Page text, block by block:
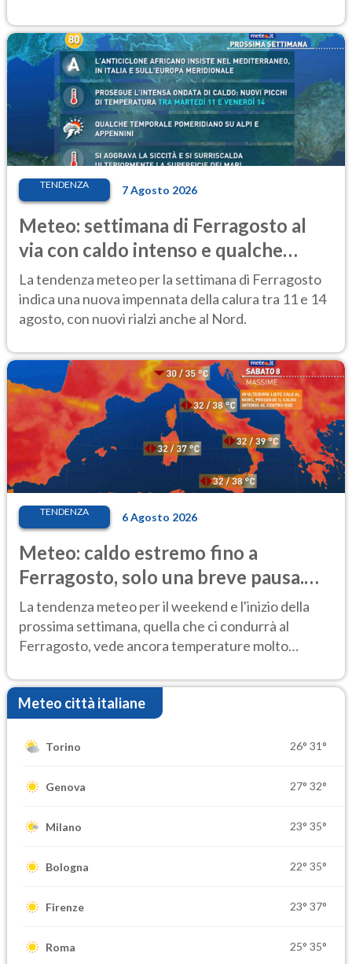
TENDENZA 7 Agosto 2026
Meteo: settimana di Ferragosto al
via con caldo intenso e qualche
temporale
La tendenza meteo per la settimana di Ferragosto
indica una nuova impennata della calura tra 11 e 14
agosto, con nuovi rialzi anche al Nord.
TENDENZA 6 Agosto 2026
Meteo: caldo estremo fino a
Ferragosto, solo una breve pausa.
Ecco dove
La tendenza meteo per il weekend e l'inizio della
prossima settimana, quella che ci condurrà al
Ferragosto, vede ancora temperature molto
Meteo città italiane
Torino 26° 31°
Genova 27° 32°
Milano 23° 35°
Bologna 22° 35°
Firenze 23° 37°
Roma 25° 35°